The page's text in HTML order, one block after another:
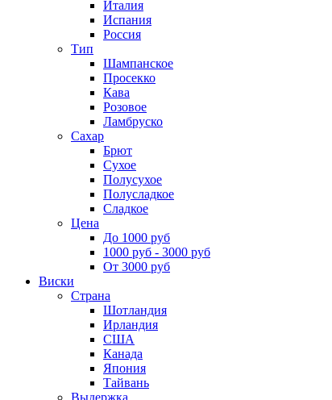
Италия
Испания
Россия
Тип
Шампанское
Просекко
Кава
Розовое
Ламбруско
Сахар
Брют
Сухое
Полусухое
Полусладкое
Сладкое
Цена
До 1000 руб
1000 руб - 3000 руб
От 3000 руб
Виски
Страна
Шотландия
Ирландия
США
Канада
Япония
Тайвань
Выдержка